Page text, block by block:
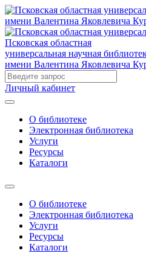
Псковская областная
универсальная научная
имени Валентина Яковлевича
Личный кабинет
О библиотеке
Электронная библиотека
Услуги
Ресурсы
Каталоги
О библиотеке
Электронная библиотека
Услуги
Ресурсы
Каталоги